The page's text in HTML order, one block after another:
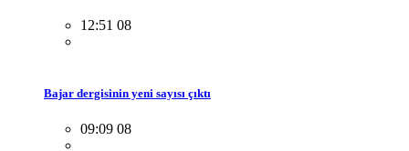
12:51 08
Bajar dergisinin yeni sayısı çıktı
09:09 08